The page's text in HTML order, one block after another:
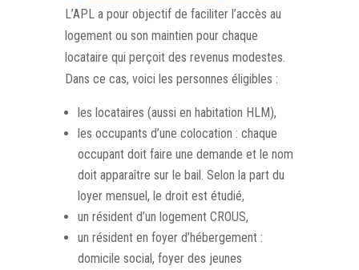
L’APL a pour objectif de faciliter l’accès au
logement ou son maintien pour chaque
locataire qui perçoit des revenus modestes.
Dans ce cas, voici les personnes éligibles :
les locataires (aussi en habitation HLM),
les occupants d’une colocation : chaque
occupant doit faire une demande et le nom
doit apparaître sur le bail. Selon la part du
loyer mensuel, le droit est étudié,
un résident d’un logement CROUS,
un résident en foyer d’hébergement :
domicile social, foyer des jeunes